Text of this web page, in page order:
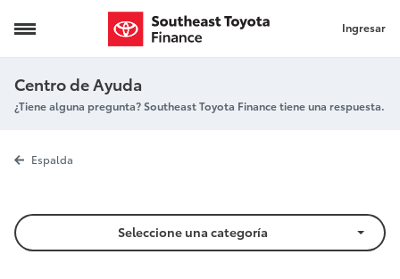
Cómo verificar el estado de su cuentaIngresar
Centro de Ayuda
¿Tiene alguna pregunta? Southeast Toyota Finance tiene una respuesta.
Cómo
Espalda
Seleccione una categoría